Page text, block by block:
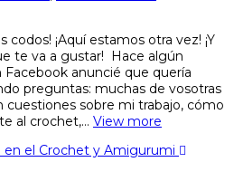
codos! ¡Aquí estamos otra vez! ¡Y
te va a gustar! Hace algún
anuncié que quería
preguntas: muchas de vosotras
cuestiones sobre mi trabajo, cómo
al crochet,… View more